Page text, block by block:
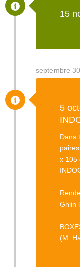
15
septembre
5
Dans
x 105
Ghlin
(M.